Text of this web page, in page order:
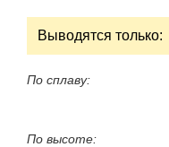
Выводятся только:
По сплаву:
По высоте: